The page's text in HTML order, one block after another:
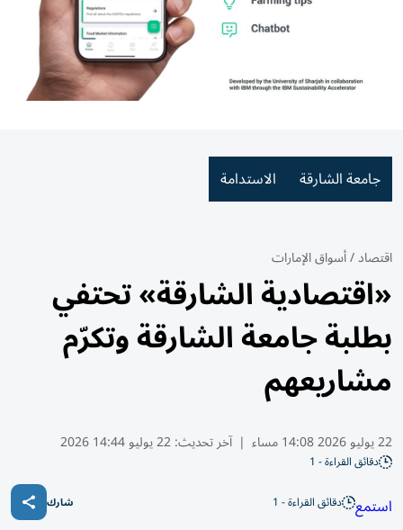
جامعة الشارقة الاستدامة
اقتصاد/أسواق الإمارات
«اقتصادية الشارقة» تحتفي
بطلبة جامعة الشارقة وتكرّم
مشاريعهم
22 يوليو 2026 14:08 مساء | آخر تحديث:22 يوليو 14:44 2026
دقائق القراءة - 1
استمع دقائق القراءة - 1 شارك